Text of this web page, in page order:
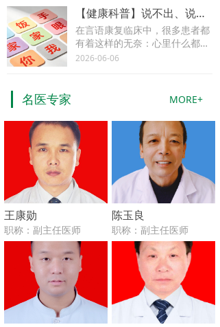
大忠、副院长王康勋热情接待并
陪同参观。
【健康科普】说不出、说不清？了解口语表达障碍康复训练
在言语康复临床中，很多患者都
有着这样的无奈：心里什么都明
白，就是想说却说不出来；能发
2026-06-06
名医专家
王康勋
职称：副主任医师
擅长应用中医技术结合现代康复方案治疗小)儿脑瘫、智力低下、孤独症、脑积水、癫痫、脑外伤、脑炎后遗症等神经系统疾病。擅长运用中药治疗小)儿呼吸系统、消化系统等常见疾病。
陈玉良
职称：副主任医师
擅长急慢性支气管炎、慢性胃炎、糖尿病、血管神经病变、颈椎病、腰椎间盘突出、脑梗塞后遗症、小儿咳喘等的治疗。
MORE+